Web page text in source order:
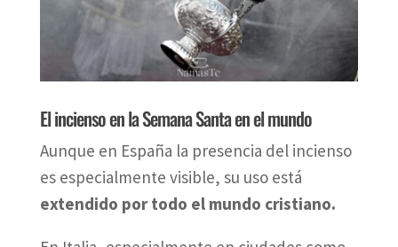
El incienso en la Semana Santa en el mundo
Aunque en España la presencia del incienso
es especialmente visible, su uso está
extendido por todo el mundo cristiano.